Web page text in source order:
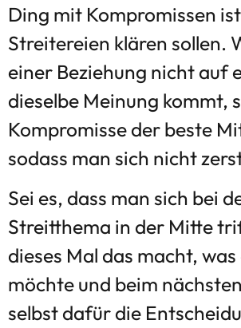
Ding mit Kompromissen
Streitereien klären sollen.
einer Beziehung nicht auf
dieselbe Meinung kommt,
Kompromisse der beste
sodass man sich nicht
Sei es, dass man sich bei
Streitthema in der Mitte
dieses Mal das macht,
möchte und beim
selbst dafür die